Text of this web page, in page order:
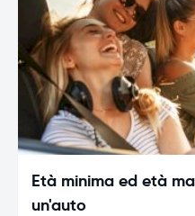
Età minima ed età
un'auto